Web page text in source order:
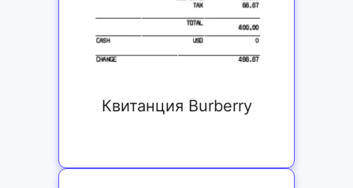
Квитанция Burberry